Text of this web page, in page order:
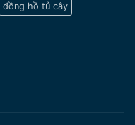
đồng hồ tủ cây